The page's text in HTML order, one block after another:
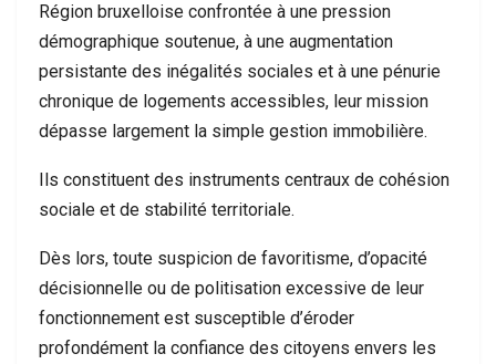
Région bruxelloise confrontée à une pression
démographique soutenue, à une augmentation
persistante des inégalités sociales et à une pénurie
chronique de logements accessibles, leur mission
dépasse largement la simple gestion immobilière.
Ils constituent des instruments centraux de cohésion
sociale et de stabilité territoriale.
Dès lors, toute suspicion de favoritisme, d’opacité
décisionnelle ou de politisation excessive de leur
fonctionnement est susceptible d’éroder
profondément la confiance des citoyens envers les